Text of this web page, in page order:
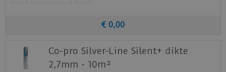
€ 0,00
Co-pro Silver-Line Silent+ dikte
2,7mm - 10m²